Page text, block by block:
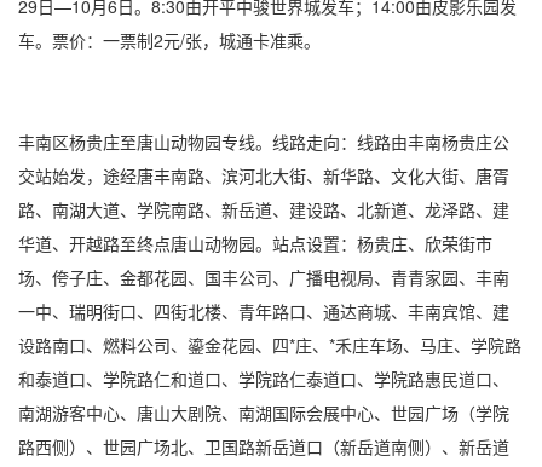
29日—10月6日。8:30由开平中骏世界城发车；14:00由皮影乐园发
车。票价：一票制2元/张，城通卡准乘。
丰南区杨贵庄至唐山动物园专线。线路走向：线路由丰南杨贵庄公
交站始发，途经唐丰南路、滨河北大街、新华路、文化大街、唐胥
路、南湖大道、学院南路、新岳道、建设路、北新道、龙泽路、建
华道、开越路至终点唐山动物园。站点设置：杨贵庄、欣荣街市
场、侉子庄、金都花园、国丰公司、广播电视局、青青家园、丰南
一中、瑞明街口、四街北楼、青年路口、通达商城、丰南宾馆、建
设路南口、燃料公司、鎏金花园、四*庄、*禾庄车场、马庄、学院路
和泰道口、学院路仁和道口、学院路仁泰道口、学院路惠民道口、
南湖游客中心、唐山大剧院、南湖国际会展中心、世园广场（学院
路西侧）、世园广场北、卫国路新岳道口（新岳道南侧）、新岳道